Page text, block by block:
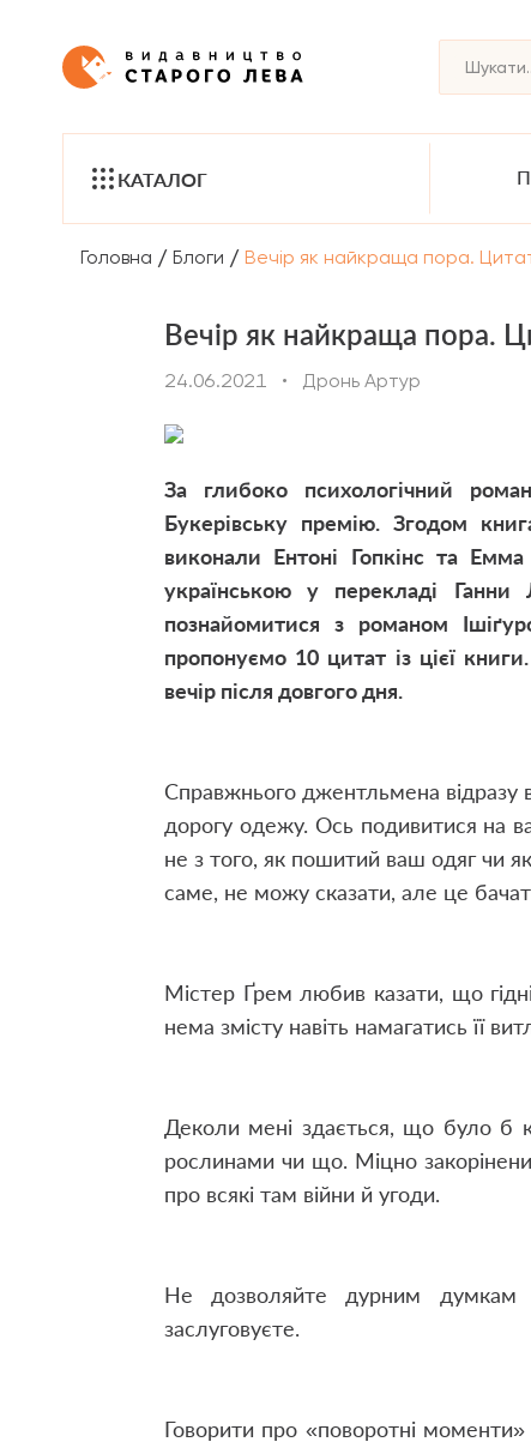
КАТАЛОГ
Головна / Блоги / Вечір як найкраща пора.
Вечір як найкраща пора.
24.06.2021 • Дронь Артур
За глибоко психологічний
Букерівську премію. Згодом
виконали Ентоні Гопкінс та
українською у перекладі
познайомитися з романом
пропонуємо 10 цитат із цієї
вечір після довгого дня.
Справжнього джентльмена відразу
дорогу одежу. Ось подивитися на
не з того, як пошитий ваш одяг чи
саме, не можу сказати, але це
Містер Ґрем любив казати, що
нема змісту навіть намагатись її
Деколи мені здається, що було б
рослинами чи що. Міцно
про всякі там війни й угоди.
Не дозволяйте дурним
заслуговуєте.
Говорити про «поворотні